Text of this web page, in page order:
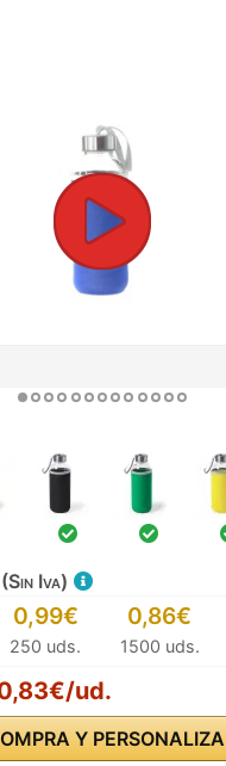
Iva)
0,99€
250 uds.
0,86€
1500 uds.
ud.
Y PERSONALIZA